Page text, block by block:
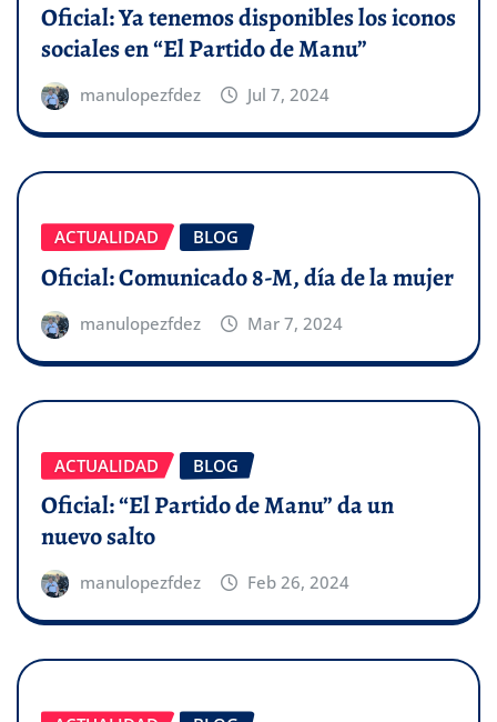
Oficial: Ya tenemos disponibles los iconos
sociales en “El Partido de Manu”
manulopezfdez Jul 7, 2024
ACTUALIDAD BLOG
Oficial: Comunicado 8-M, día de la mujer
manulopezfdez Mar 7, 2024
ACTUALIDAD BLOG
Oficial: “El Partido de Manu” da un
nuevo salto
manulopezfdez Feb 26, 2024